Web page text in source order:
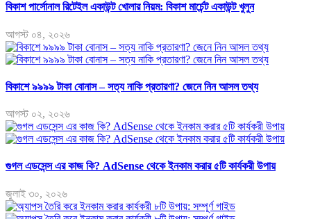
বিকাশ পার্সোনাল রিটেইল একাউন্ট খোলার নিয়ম: বিকাশ মার্চেন্ট একাউন্ট খুলুন
আগস্ট ০৪, ২০২৬
বিকাশে ৯৯৯৯ টাকা বোনাস – সত্য নাকি প্রতারণা? জেনে নিন আসল তথ্য
আগস্ট ০২, ২০২৬
গুগল এডসেন্স এর কাজ কি? AdSense থেকে ইনকাম করার ৫টি কার্যকরী উপায়
জুলাই ৩০, ২০২৬